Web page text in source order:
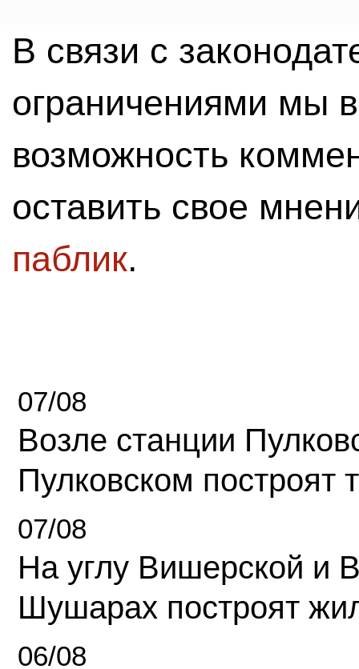
В связи с
ограничениями мы
возможность
оставить свое
паблик.
07/08
Возле станции
Пулковском построят
07/08
На углу Вишерской и
Шушарах построят
06/08